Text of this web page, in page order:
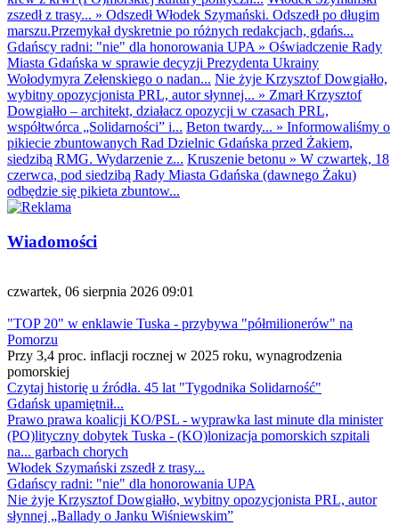
zszedł z trasy... » Odszedł Włodek Szymański. Odszedł po długim
marszu.Przemykał dyskretnie po różnych redakcjach, gdańs...
Gdańscy radni: "nie" dla honorowania UPA » Oświadczenie Rady
Miasta Gdańska w sprawie decyzji Prezydenta Ukrainy
Wołodymyra Zełenskiego o nadan... Nie żyje Krzysztof Dowgiałło,
wybitny opozycjonista PRL, autor słynnej... » Zmarł Krzysztof
Dowgiałło – architekt, działacz opozycji w czasach PRL,
współtwórca „Solidarności” i... Beton twardy... » Informowaliśmy o
pikiecie zbuntowanych Rad Dzielnic Gdańska przed Żakiem,
siedzibą RMG. Wydarzenie z... Kruszenie betonu » W czwartek, 18
czerwca, pod siedzibą Rady Miasta Gdańska (dawnego Żaku)
odbędzie się pikieta zbuntow...
Wiadomości
czwartek, 06 sierpnia 2026 09:01
"TOP 20" w enklawie Tuska - przybywa "półmilionerów" na
Pomorzu
Przy 3,4 proc. inflacji rocznej w 2025 roku, wynagrodzenia
pomorskiej
Czytaj historię u źródła. 45 lat "Tygodnika Solidarność"
Gdańsk upamiętnił...
Prawo prawa koalicji KO/PSL - wyprawka last minute dla minister
(PO)lityczny dobytek Tuska - (KO)lonizacja pomorskich szpitali
na... garbach chorych
Włodek Szymański zszedł z trasy...
Gdańscy radni: "nie" dla honorowania UPA
Nie żyje Krzysztof Dowgiałło, wybitny opozycjonista PRL, autor
słynnej „Ballady o Janku Wiśniewskim”